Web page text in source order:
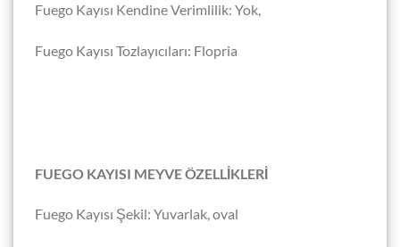
Fuego Kayısı Kendine Verimlilik: Yok,
Fuego Kayısı Tozlayıcıları: Flopria
FUEGO KAYISI MEYVE ÖZELLİKLERİ
Fuego Kayısı Şekil: Yuvarlak, oval